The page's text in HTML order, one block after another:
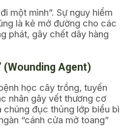
một mình”. Sự nguy hiểm
là kẻ mở đường cho các
phát, gây chết dây hàng
(Wounding Agent)
học cây trồng, tuyến
nhân gây vết thương cơ
chúng đục thủng lớp biểu bì
“cánh cửa mở toang”